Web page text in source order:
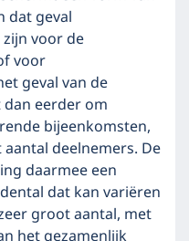
dat geval
voor de
voor
geval van de
eerder om
bijeenkomsten,
deelnemers. De
daarmee een
dat kan variëren
groot aantal, met